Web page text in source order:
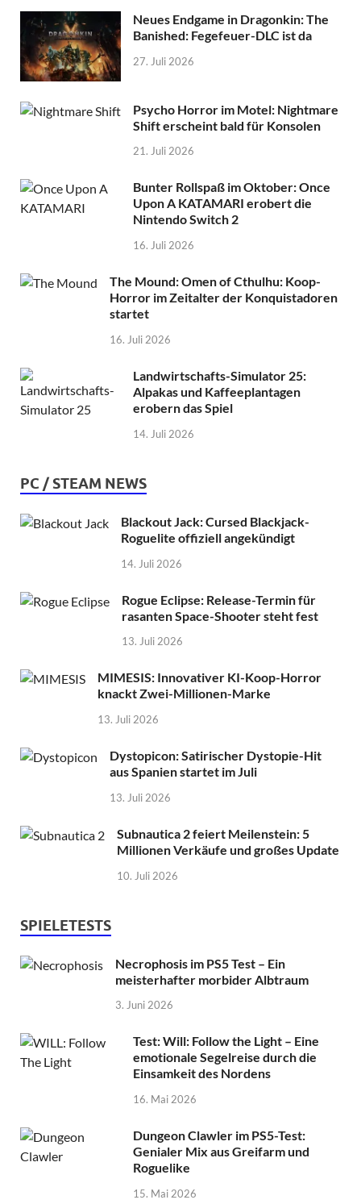
Neues Endgame in Dragonkin: The
Banished: Fegefeuer-DLC ist da
27. Juli 2026
Psycho Horror im Motel: Nightmare
Shift erscheint bald für Konsolen
21. Juli 2026
Bunter Rollspaß im Oktober: Once
Upon A KATAMARI erobert die
Nintendo Switch 2
16. Juli 2026
The Mound: Omen of Cthulhu: Koop-
Horror im Zeitalter der Konquistadoren
startet
16. Juli 2026
Landwirtschafts-Simulator 25:
Alpakas und Kaffeeplantagen
erobern das Spiel
14. Juli 2026
PC / STEAM NEWS
Blackout Jack: Cursed Blackjack-
Roguelite offiziell angekündigt
14. Juli 2026
Rogue Eclipse: Release-Termin für
rasanten Space-Shooter steht fest
13. Juli 2026
MIMESIS: Innovativer KI-Koop-Horror
knackt Zwei-Millionen-Marke
13. Juli 2026
Dystopicon: Satirischer Dystopie-Hit
aus Spanien startet im Juli
13. Juli 2026
Subnautica 2 feiert Meilenstein: 5
Millionen Verkäufe und großes Update
10. Juli 2026
SPIELETESTS
Necrophosis im PS5 Test – Ein
meisterhafter morbider Albtraum
3. Juni 2026
Test: Will: Follow the Light – Eine
emotionale Segelreise durch die
Einsamkeit des Nordens
16. Mai 2026
Dungeon Clawler im PS5-Test:
Genialer Mix aus Greifarm und
Roguelike
15. Mai 2026